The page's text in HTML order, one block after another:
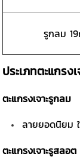
รูกลม
ประเภทตะแกรง
ตะแกรงเจาะรูกลม
ลายยอดนิยม
ตะแกรงเจาะรูสลอ